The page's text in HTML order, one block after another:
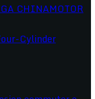
Cylinder